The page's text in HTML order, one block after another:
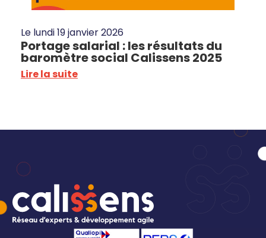
Le lundi 19 janvier 2026
Portage salarial : les résultats du
baromètre social Calissens 2025
Lire la suite